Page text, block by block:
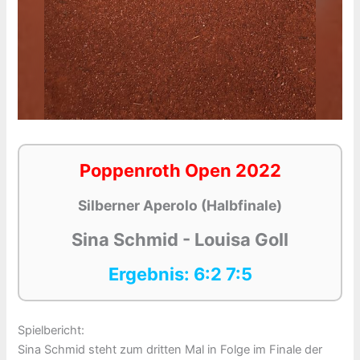
Poppenroth Open 2022
Silberner Aperolo (Halbfinale)
Sina Schmid - Louisa Goll
Ergebnis: 6:2 7:5
Spielbericht:
Sina Schmid steht zum dritten Mal in Folge im Finale der